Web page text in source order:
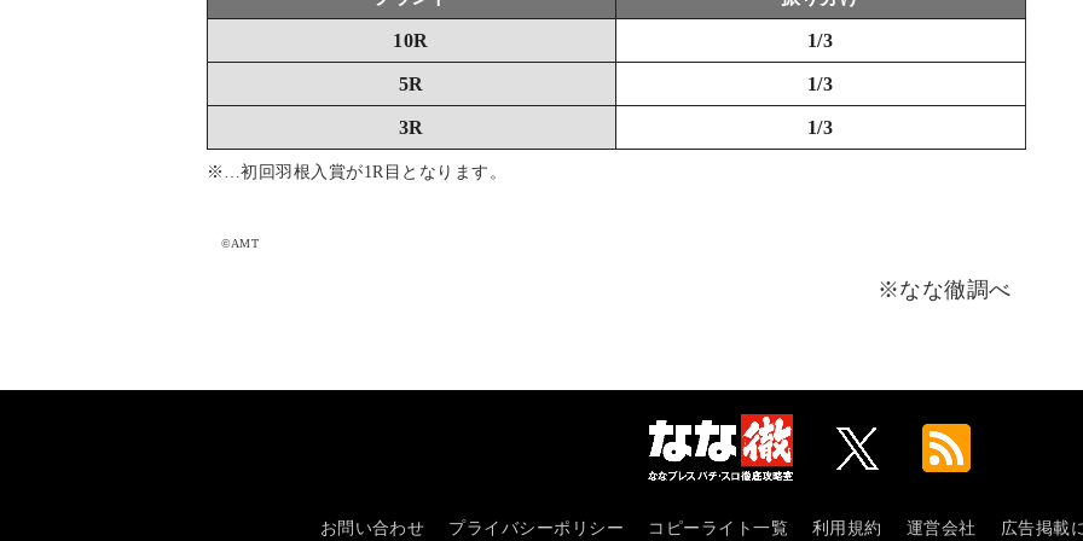
10R 1/3
5R 1/3
3R 1/3
※…初回羽根入賞が1R目となります。
©AMT
※なな徹調べ
お問い合わせ プライバシーポリシー コピーライト一覧 利用規約 運営会社 広告掲載